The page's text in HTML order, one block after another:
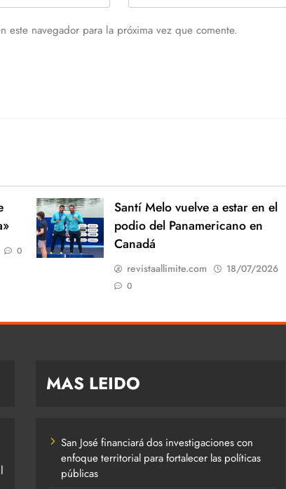
navegador para la próxima vez que comente.
0
Santí Melo vuelve a estar en el
podio del Panamericano en
Canadá
revistaallimite.com 18/07/2026
0
MAS LEIDO
San José financiará dos investigaciones con
enfoque territorial para fortalecer las políticas
públicas